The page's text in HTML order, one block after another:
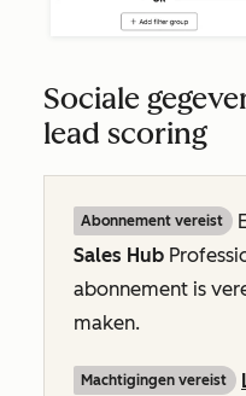
Sociale
lead scoring
Abonnement vereist
Sales Hub
abonnement is
maken.
Machtigingen vereist